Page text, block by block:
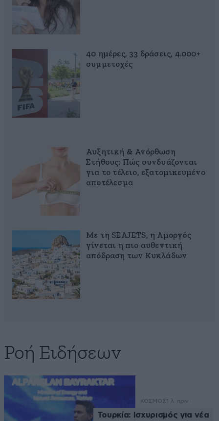
40 ημέρες, 33 δράσεις, 4.000+
συμμετοχές
Αυξητική & Ανόρθωση
Στήθους: Πώς συνδυάζονται
για το τέλειο, εξατομικευμένο
αποτέλεσμα
Με τη SEAJETS, η Αμοργός
γίνεται η πιο αυθεντική
απόδραση των Κυκλάδων
Ροή Ειδήσεων
ΚΟΣΜΟΣ 1 λ. πριν
Τουρκία: Ισχυρισμός για νέα